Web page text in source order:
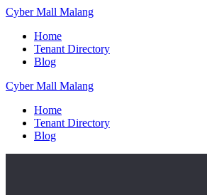
Skip
content
CyberMall Malang
Home
Tenant Directory
Blog
CyberMall Malang
Home
Tenant Directory
Blog